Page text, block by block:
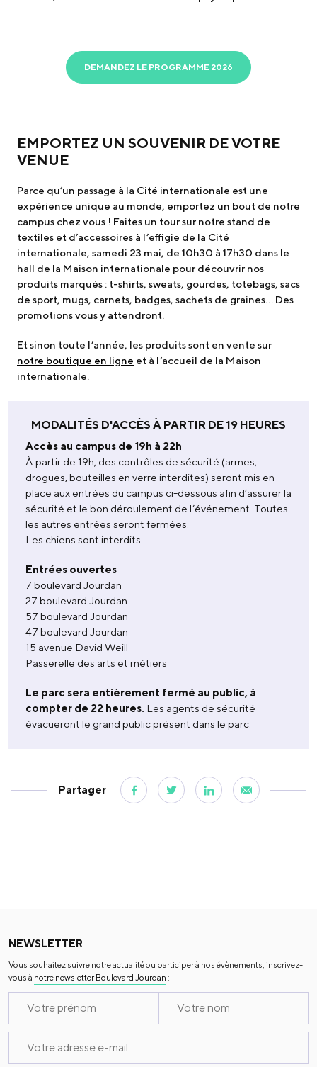
DEMANDEZ LE PROGRAMME 2026
EMPORTEZ UN SOUVENIR DE VOTRE
VENUE
Parce qu’un passage à la Cité internationale est une
expérience unique au monde, emportez un bout de notre
campus chez vous ! Faites un tour sur notre stand de
textiles et d’accessoires à l’effigie de la Cité
internationale, samedi 23 mai, de 10h30 à 17h30 dans le
hall de la Maison internationale pour découvrir nos
produits marqués : t-shirts, sweats, gourdes, totebags, sacs
de sport, mugs, carnets, badges, sachets de graines… Des
promotions vous y attendront.
Et sinon toute l’année, les produits sont en vente sur
notre boutique en ligne et à l’accueil de la Maison
internationale.
MODALITÉS D'ACCÈS À PARTIR DE 19 HEURES
Accès au campus de 19h à 22h
À partir de 19h, des contrôles de sécurité (armes,
drogues, bouteilles en verre interdites) seront mis en
place aux entrées du campus ci-dessous afin d’assurer la
sécurité et le bon déroulement de l’événement. Toutes
les autres entrées seront fermées.
Les chiens sont interdits.
Entrées ouvertes
7 boulevard Jourdan
27 boulevard Jourdan
57 boulevard Jourdan
47 boulevard Jourdan
15 avenue David Weill
Passerelle des arts et métiers
Le parc sera entièrement fermé au public, à
compter de 22 heures. Les agents de sécurité
évacueront le grand public présent dans le parc.
Partager
NEWSLETTER
Vous souhaitez suivre notre actualité ou participer à nos évènements, inscrivez-
vous à notre newsletter Boulevard Jourdan :